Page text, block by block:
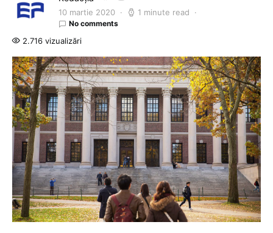
10 martie 2020 1 minute read
No comments
2.716 vizualizări